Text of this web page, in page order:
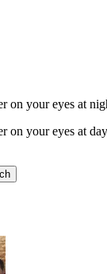
on your eyes at
on your eyes at